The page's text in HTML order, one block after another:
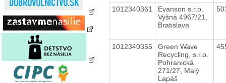
1012340361
Evanson s.r.o.
Vyšná 4967/21,
Bratislava
1012340355
Green Wave
Recycling, s.r.o.
Pohranická
271/27, Malý
Lapáš